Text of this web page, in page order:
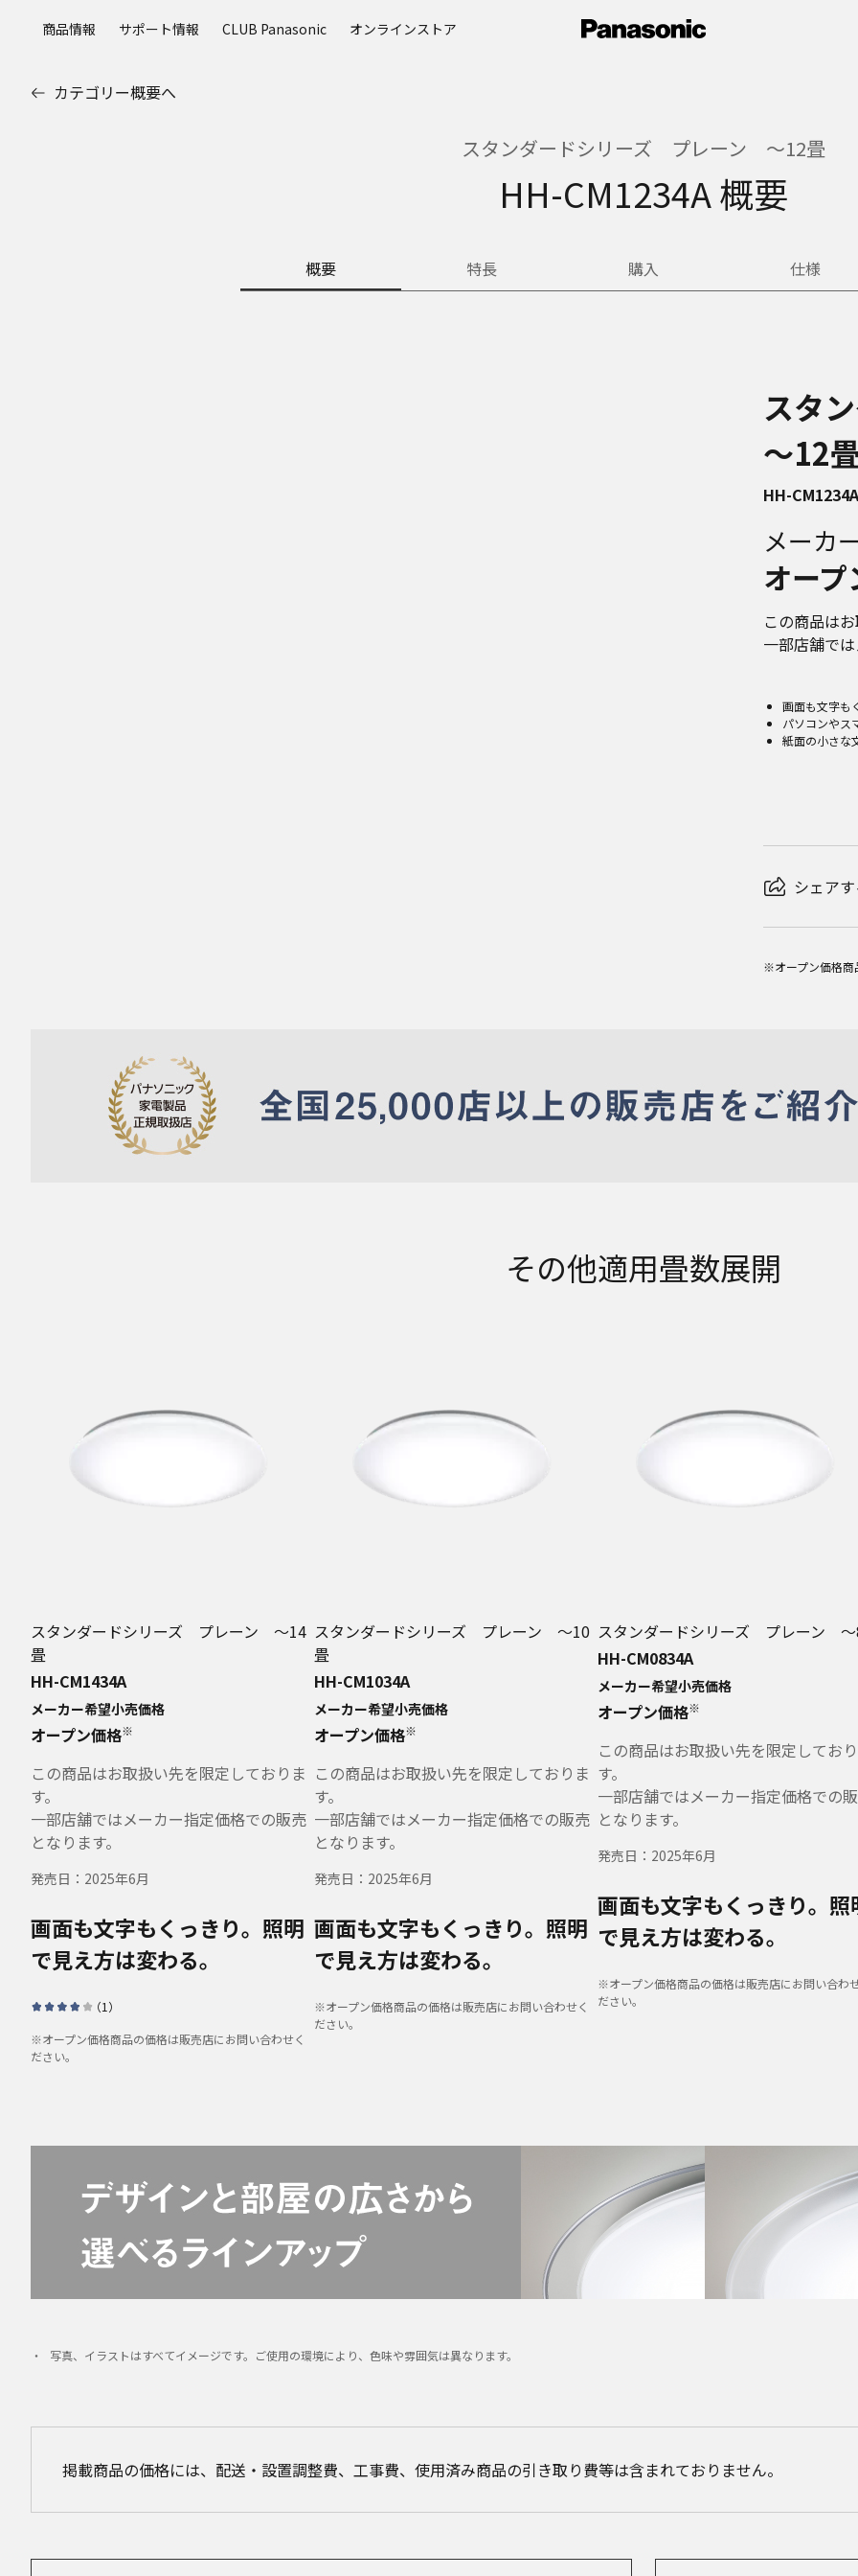
商品情報 サポート情報 CLUB Panasonic オンラインストア
カテゴリー概要へ
スタンダードシリーズ プレーン ～12畳
HH-CM1234A 概要
概要 特長 購入 仕様
スタ
～12
HH-
メーカ
オー
この商品は
一部店舗で
画面も文字も
パソコンやス
紙面の小さな
シェア
※オープン価格商
その他適用畳数展開
スタンダードシリーズ プレーン ～14
畳
HH-CM1434A
メーカー希望小売価格
オープン価格※
この商品はお取扱い先を限定しておりま
す。
一部店舗ではメーカー指定価格での販売
となります。
発売日： 2025年6月
画面も文字もくっきり。照明
で見え方は変わる。
（1 ）
※オープン価格商品の価格は販売店にお問い合わせく
ださい。
スタンダードシリーズ プレーン ～10
畳
HH-CM1034A
メーカー希望小売価格
オープン価格※
この商品はお取扱い先を限定しておりま
す。
一部店舗ではメーカー指定価格での販売
となります。
発売日： 2025年6月
画面も文字もくっきり。照明
で見え方は変わる。
※オープン価格商品の価格は販売店にお問い合わせく
ださい。
スタンダードシリーズ プレーン
HH-CM0834A
メーカー希望小売価格
オープン価格※
この商品はお取扱い先を限定してお
す。
一部店舗ではメーカー指定価格での
となります。
発売日： 2025年6月
画面も文字もくっきり。照
で見え方は変わる。
※オープン価格商品の価格は販売店にお問い合わ
ださい。
写真、イラストはすべてイメージです。ご使用の環境により、色味や雰囲気は異なります。
掲載商品の価格には、配送・設置調整費、工事費、使用済み商品の引き取り費等は含まれておりません。